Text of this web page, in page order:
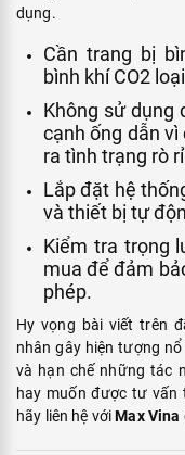
dụng.
Cần trang bị
bình khí CO2
Không sử dụng
cạnh ống dẫn
ra tình trạng rò
Lắp đặt hệ
và thiết bị tự
Kiểm tra trọng
mua để đảm
phép.
Hy vọng bài viết trên
nhân gây hiện tượng
và hạn chế những tác
hay muốn được tư vấn
hãy liên hệ vớiMax Vina